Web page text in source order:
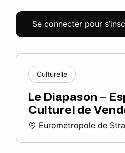
Se connecter pour
Culturelle
Le Diapason –
Culturel de
Eurométropole de